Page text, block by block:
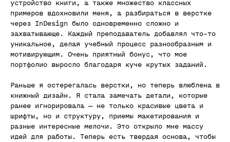
устройство книги, а также множество классных
примеров вдохновили меня, а разбираться в верстке
через InDesign было одновременно сложно и
захватывающе. Каждый преподаватель добавлял что-то
уникальное, делая учебный процесс разнообразным и
мотивирующим. Очень приятный бонус, что мое
портфолио выросло благодаря куче крутых заданий.
Раньше я остерегалась верстки, но теперь влюблена в
книжный дизайн. Я стала замечать детали, которые
ранее игнорировала — не только красивые цвета и
шрифты, но и структуру, приемы макетирования и
разные интересные мелочи. Это открыло мне массу
идей для работы. Теперь есть твердая основа, чтобы